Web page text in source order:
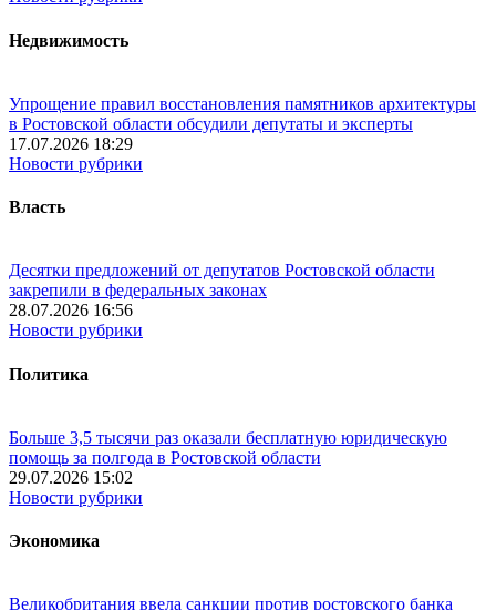
Недвижимость
Упрощение правил восстановления памятников архитектуры
в Ростовской области обсудили депутаты и эксперты
17.07.2026 18:29
Новости рубрики
Власть
Десятки предложений от депутатов Ростовской области
закрепили в федеральных законах
28.07.2026 16:56
Новости рубрики
Политика
Больше 3,5 тысячи раз оказали бесплатную юридическую
помощь за полгода в Ростовской области
29.07.2026 15:02
Новости рубрики
Экономика
Великобритания ввела санкции против ростовского банка